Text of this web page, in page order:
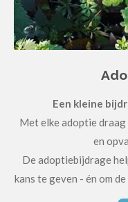
Een kleine
Met elke adoptie draag
en
De adoptiebijdrage
kans te geven - én om